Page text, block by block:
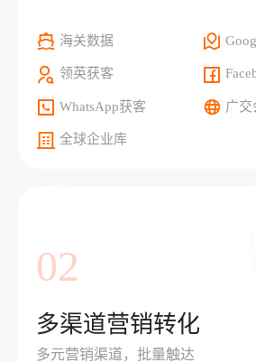
海关数据
领英获客
WhatsApp获客 广交
全球企业库
02
多渠道营销转化
多元营销渠道，批量触达